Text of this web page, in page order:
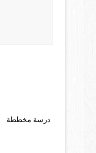
درسة مخططة